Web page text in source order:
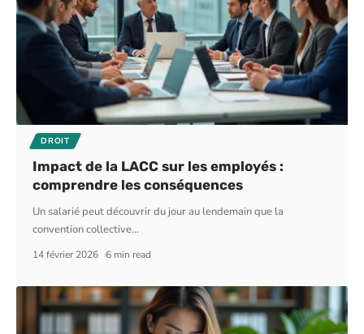
DROIT
Impact de la LACC sur les employés :
comprendre les conséquences
Un salarié peut découvrir du jour au lendemain que la
convention collective…
14 février 2026 6 min read